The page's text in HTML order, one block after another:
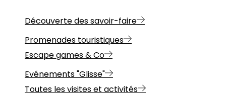
Découverte des savoir-faire
Promenades touristiques
Escape games & Co
Evénements "Glisse"
Toutes les visites et activités